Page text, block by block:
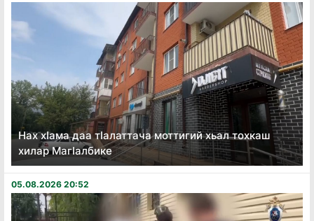
Нах хӏама даа тӏалаттача моттигий хьал тохкаш
хилар Магӏалбике
05.08.2026 20:52